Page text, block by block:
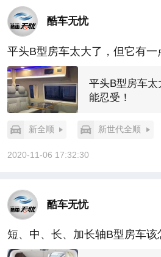
酷车无忧
平头B型房车太大了，但它有一
平头B型房车
能忍受！
新全顺 新世代全顺
2020-11-06 17:32:30
酷车无忧
短、中、长、加长轴B型房车该